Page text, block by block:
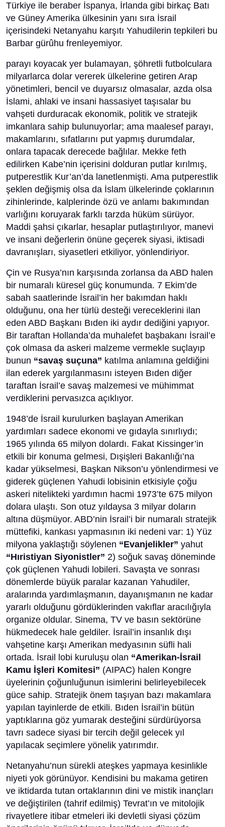
Türkiye ile beraber İspanya, İrlanda gibi birkaç Batı
ve Güney Amerika ülkesinin yanı sıra İsrail
içerisindeki Netanyahu karşıtı Yahudilerin tepkileri bu
Barbar gürûhu frenleyemiyor.
parayı koyacak yer bulamayan, şöhretli futbolculara
milyarlarca dolar vererek ülkelerine getiren Arap
yönetimleri, bencil ve duyarsız olmasalar, azda olsa
İslami, ahlaki ve insani hassasiyet taşısalar bu
vahşeti durduracak ekonomik, politik ve stratejik
imkanlara sahip bulunuyorlar; ama maalesef parayı,
makamlarını, sıfatlarını put yapmış durumdalar,
onlara tapacak derecede bağlılar. Mekke feth
edilirken Kabe’nin içerisini dolduran putlar kırılmış,
putperestlik Kur’an’da lanetlenmişti. Ama putperestlik
şeklen değişmiş olsa da İslam ülkelerinde çoklarının
zihinlerinde, kalplerinde özü ve anlamı bakımından
varlığını koruyarak farklı tarzda hüküm sürüyor.
Maddi şahsi çıkarlar, hesaplar putlaştırılıyor, manevi
ve insani değerlerin önüne geçerek siyasi, iktisadi
davranışları, siyasetleri etkiliyor, yönlendiriyor.
Çin ve Rusya’nın karşısında zorlansa da ABD halen
bir numaralı küresel güç konumunda. 7 Ekim’de
sabah saatlerinde İsrail’in her bakımdan haklı
olduğunu, ona her türlü desteği vereceklerini ilan
eden ABD Başkanı Bıden iki aydır dediğini yapıyor.
Bir taraftan Hollanda’da muhalefet başbakanı İsrail’e
çok olmasa da askeri malzeme vermekle suçlayıp
bunun “savaş suçuna” katılma anlamına geldiğini
ilan ederek yargılanmasını isteyen Bıden diğer
taraftan İsrail’e savaş malzemesi ve mühimmat
verdiklerini pervasızca açıklıyor.
1948’de İsrail kurulurken başlayan Amerikan
yardımları sadece ekonomi ve gıdayla sınırlıydı;
1965 yılında 65 milyon dolardı. Fakat Kissinger’in
etkili bir konuma gelmesi, Dışişleri Bakanlığı’na
kadar yükselmesi, Başkan Nikson’u yönlendirmesi ve
giderek güçlenen Yahudi lobisinin etkisiyle çoğu
askeri nitelikteki yardımın hacmi 1973’te 675 milyon
dolara ulaştı. Son otuz yıldaysa 3 milyar doların
altına düşmüyor. ABD’nin İsrail’i bir numaralı stratejik
müttefiki, kankası yapmasının iki nedeni var: 1) Yüz
milyona yaklaştığı söylenen “Evanjelikler” yahut
“Hıristiyan Siyonistler” 2) soğuk savaş döneminde
çok güçlenen Yahudi lobileri. Savaşta ve sonrası
dönemlerde büyük paralar kazanan Yahudiler,
aralarında yardımlaşmanın, dayanışmanın ne kadar
yararlı olduğunu gördüklerinden vakıflar aracılığıyla
organize oldular. Sinema, TV ve basın sektörüne
hükmedecek hale geldiler. İsrail’in insanlık dışı
vahşetine karşı Amerikan medyasının süfli hali
ortada. İsrail lobi kuruluşu olan “Amerikan-İsrail
Kamu İşleri Komitesi” (AIPAC) halen Kongre
üyelerinin çoğunluğunun isimlerini belirleyebilecek
güce sahip. Stratejik önem taşıyan bazı makamlara
yapılan tayinlerde de etkili. Bıden İsrail’in bütün
yaptıklarına göz yumarak desteğini sürdürüyorsa
tavrı sadece siyasi bir tercih değil gelecek yıl
yapılacak seçimlere yönelik yatırımdır.
Netanyahu’nun sürekli ateşkes yapmaya kesinlikle
niyeti yok görünüyor. Kendisini bu makama getiren
ve iktidarda tutan ortaklarının dini ve mistik inançları
ve değiştirilen (tahrif edilmiş) Tevrat’ın ve mitolojik
rivayetlere itibar etmeleri iki devletli siyasi çözüm